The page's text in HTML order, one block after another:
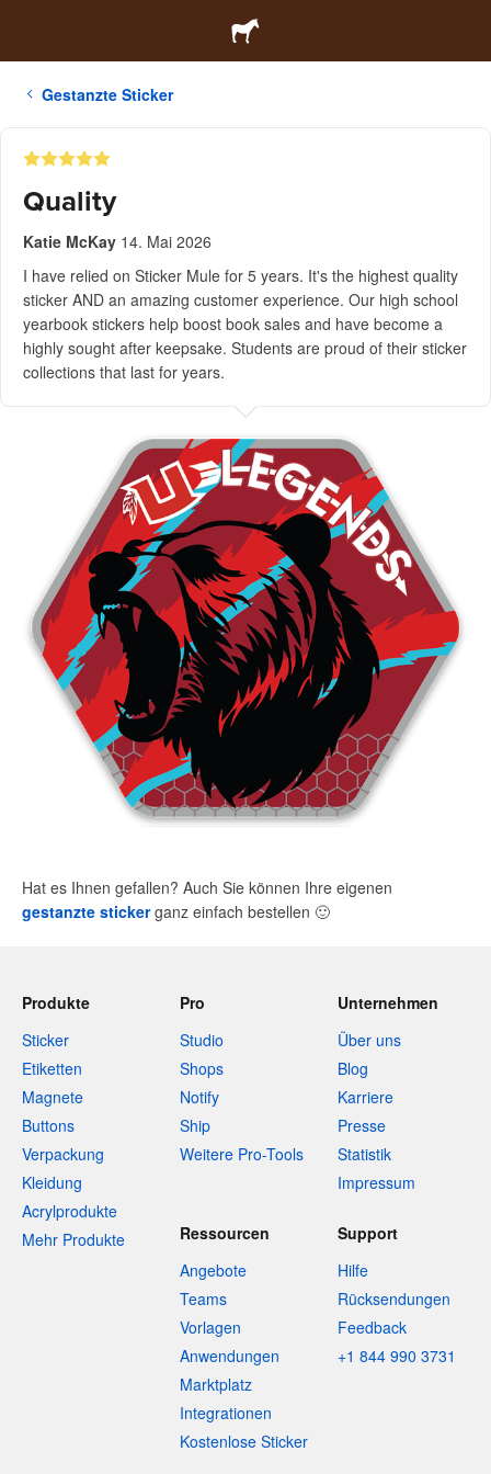
Gestanzte Sticker
Quality
Katie McKay 14. Mai 2026
I have relied on Sticker Mule for 5 years. It's the highest quality
sticker AND an amazing customer experience. Our high school
yearbook stickers help boost book sales and have become a
highly sought after keepsake. Students are proud of their sticker
collections that last for years.
Hat es Ihnen gefallen? Auch Sie können Ihre eigenen
gestanzte stickerganz einfach bestellen 🙂
Produkte
Sticker
Etiketten
Magnete
Buttons
Verpackung
Kleidung
Acrylprodukte
Mehr Produkte
Pro
Studio
Shops
Notify
Ship
Weitere Pro-Tools
Unternehmen
Über uns
Blog
Karriere
Presse
Statistik
Impressum
Ressourcen
Angebote
Teams
Vorlagen
Anwendungen
Marktplatz
Integrationen
Kostenlose Sticker
Support
Hilfe
Rücksendungen
Feedback
+1 844 990 3731